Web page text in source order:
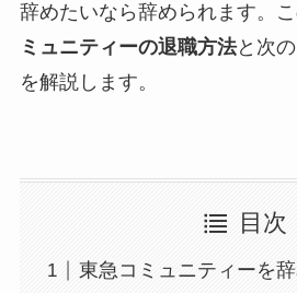
辞めたいなら辞められます。
ミュニティーの退職方法と次
を解説します。
目次
東急コミュニティーを